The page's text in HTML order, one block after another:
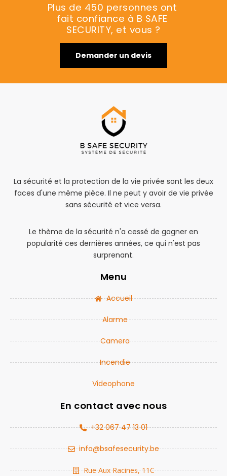
Plus de 450 personnes ont
fait confiance à B SAFE
SECURITY, et vous ?
Demander un devis
La sécurité et la protection de la vie privée sont les deux
faces d'une même pièce. Il ne peut y avoir de vie privée
sans sécurité et vice versa.
Le thème de la sécurité n'a cessé de gagner en
popularité ces dernières années, ce qui n'est pas
surprenant.
Menu
Accueil
Alarme
Camera
Incendie
Videophone
En contact avec nous
+32 067 47 13 01
info@bsafesecurity.be
Rue Aux Racines, 11C